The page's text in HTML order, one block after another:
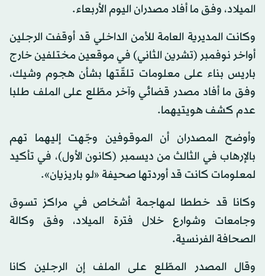
الميلاد، وفق ما أفاد مصدران اليوم الأربعاء.
وكانت المديرية العامة للأمن الداخلي قد أوقفت الرجلين
أواخر نوفمبر (تشرين الثاني) في موقعين مختلفين خارج
باريس بناء على معلومات تلقّتها بشأن هجوم وشيك،
وفق ما أفاد مصدر قضائي وآخر مطّلع على الملف طلبا
عدم كشف هويتيهما.
وأوضح المصدران أن الموقوفين وجّهت إليهما تهم
بالإرهاب في الثالث من ديسمبر (كانون الأول)، في تأكيد
لمعلومات كانت قد أوردتها صحيفة «لو باريزيان».
وكانا قد خططا لمهاجمة أشخاص في مراكز تسوق
وجامعات وشوارع خلال فترة الميلاد، وفق وكالة
الصحافة الفرنسية.
وقال المصدر المطّلع على الملف إن الرجلين كانا